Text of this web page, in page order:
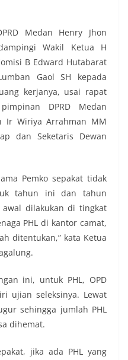
Medan Henry Jhon
Wakil Ketua H
B Edward Hutabarat
Gaol SH kepada
kerjanya, usai rapat
DPRD Medan
Ir Wiriya Arrahman MM
dan Seketaris Dewan
Pemko sepakat tidak
tahun ini dan tahun
dilakukan di tingkat
PHL di kantor camat,
ditentukan,” kata Ketua
ini, untuk PHL, OPD
ujian seleksinya. Lewat
sehingga jumlah PHL
dihemat.
jika ada PHL yang